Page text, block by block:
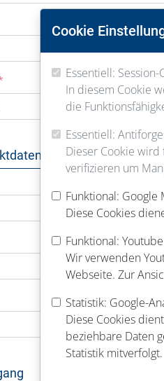
Cookie
Essentiell: Session-
In diesem Cookie
die
Essentiell:
Dieser Cookie wird
verifizieren um
Funktional: Google
Diese Cookies
Funktional:
Wir verwenden
Webseite. Zur
Statistik: Google-
Diese Cookies
beziehbare Daten
Statistik mitverfolgt.